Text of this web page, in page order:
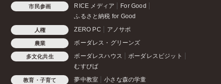
市民参画 RICE メディア
For Good
ふるさと納税 for Good
人権 ZERO PC アノサポ
農業 ボーダレス・グリーンズ
多文化共生 ボーダレスハウス
ボーダレスビジット
むすびば
教育・子育て 夢中教室 小さな森の学童